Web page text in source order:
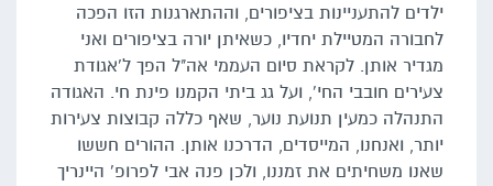
ילדים להתעניינות בציפורים, וההתארגנות הזו הפכה
לחבורה המטיילת יחדיו, כשאיתן יורה בציפורים ואני
מגדיר אותן. לקראת סיום העממי אה"ל הפך ל'אגודת
צעירים חובבי החי', ועל גג ביתי הקמנו פינת חי. האגודה
התנהלה כמעין תנועת נוער, שאף כללה קבוצות צעירות
יותר, ואנחנו, המייסדים, הדרכנו אותן. ההורים חששו
שאנו משחיתים את זמננו, ולכן פנה אבי לפרופ' היינריך